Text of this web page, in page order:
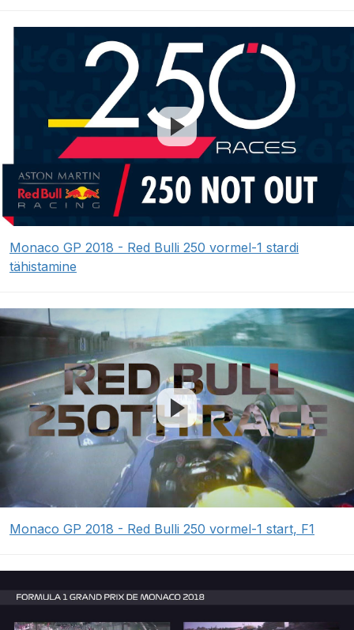
Monaco GP 2018 - Red Bulli 250 vormel-1 stardi
tähistamine
Monaco GP 2018 - Red Bulli 250 vormel-1 start, F1